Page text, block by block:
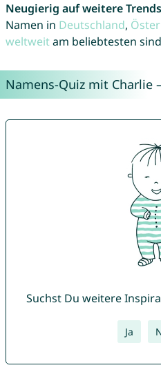
Neugierig auf weitere
Namen in Deutschland,
weltweitam beliebtesten
Namens-Quiz mit Charlie
Suchst Du weitere
Ja